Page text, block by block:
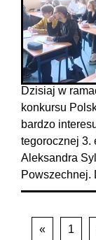
Dzisiaj w
konkursu
bardzo
tegorocznej 3.
Aleksandra
Powszechnej.
« 1